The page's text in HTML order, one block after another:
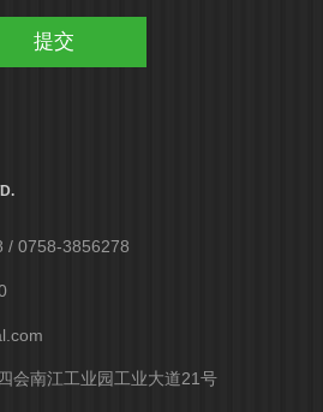
/ 0758-3856278
会南江工业园工业大道21号